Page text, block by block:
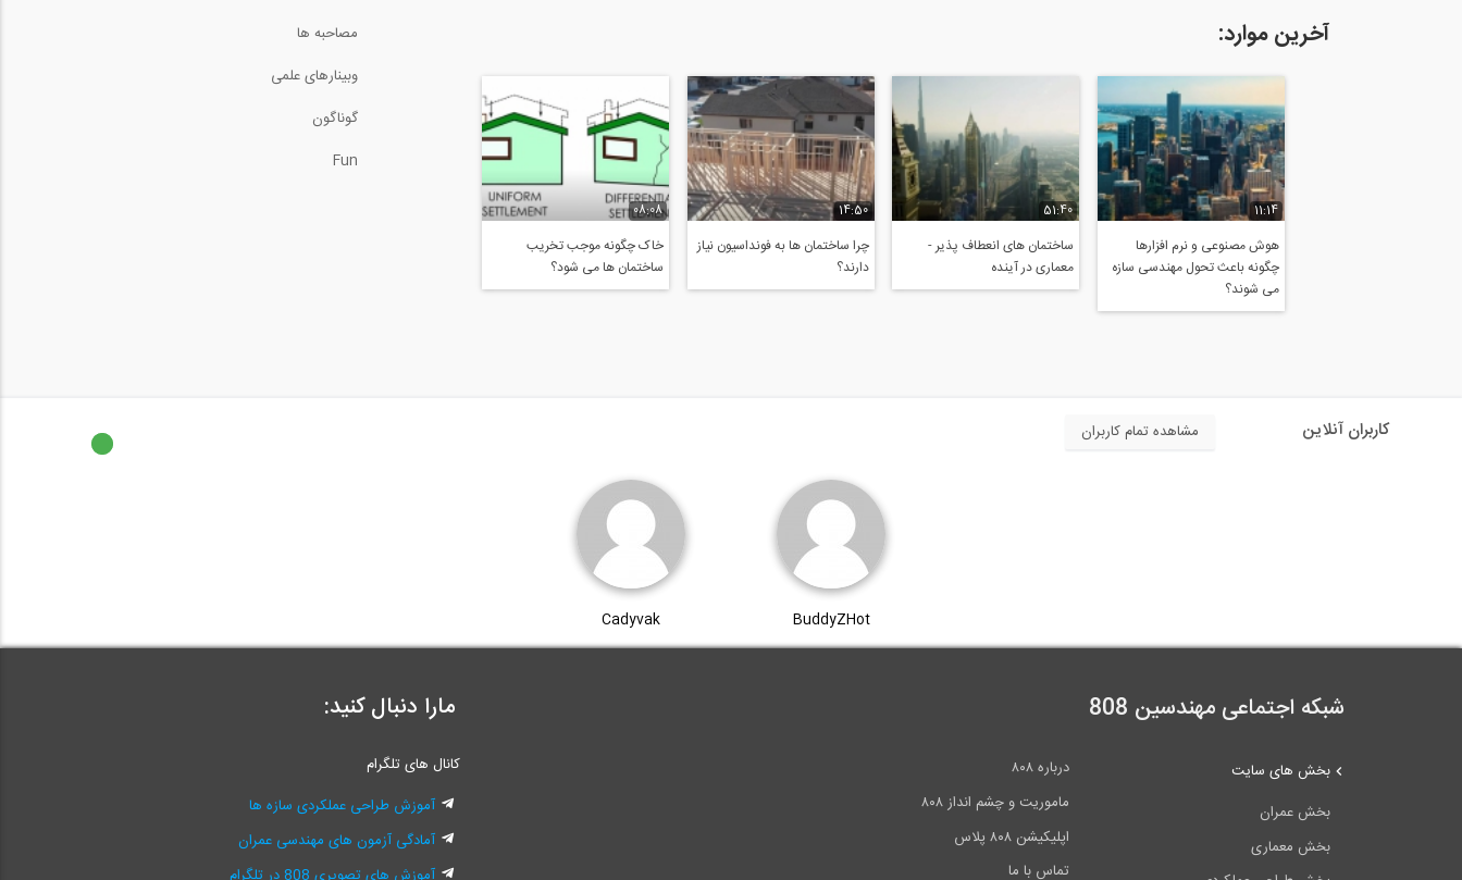
آخرین موارد:
11:14
هوش مصنوعی و نرم افزارها
چگونه باعث تحول مهندسی سازه
می شوند؟
51:40
ساختمان های انعطاف پذیر -
معماری در آینده
14:50
چرا ساختمان ها به فونداسیون نیاز
دارند؟
08:08
خاک چگونه موجب تخریب
ساختمان ها می شود؟
مصاحبه ها
وبینارهای علمی
گوناگون
Fun
کاربران آنلاین مشاهده تمام کاربران
BuddyZHot
Cadyvak
شبکه اجتماعی مهندسین 808
درباره ۸۰۸
ماموریت و چشم انداز ۸۰۸
اپلیکیشن ۸۰۸ پلاس
تماس با ما
بخش های سایت
بخش عمران
بخش معماری
مارا دنبال کنید:
کانال های تلگرام
آموزش طراحی عملکردی سازه ها
آمادگی آزمون های مهندسی عمران